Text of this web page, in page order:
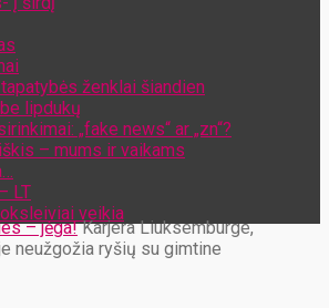
ženklai šiandien
lipdukų
„fake news“ ar „zn“?
– mums ir vaikams
LT
veikia
– jėga! Karjera Liuksemburge,
neužgožia ryšių su gimtine